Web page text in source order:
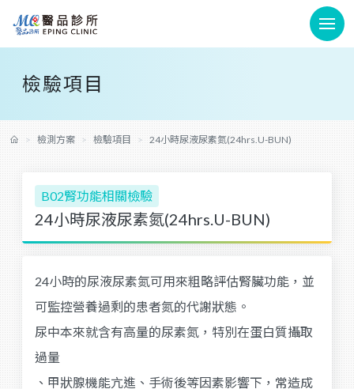
檢驗項目
檢測方案 檢驗項目 24小時尿液尿素氮(24hrs.U-BUN)
24小時尿液尿素氮(24hrs.U-BUN)
B02腎功能相關檢驗
24小時的尿液尿素氮可用來粗略評估腎臟功能，並
可監控營養過剩的患者氮的代謝狀態。
尿中本來就含有高量的尿素氮，特別在蛋白質攝取
過量
、甲狀腺機能亢進、手術後等因素影響下，常造成